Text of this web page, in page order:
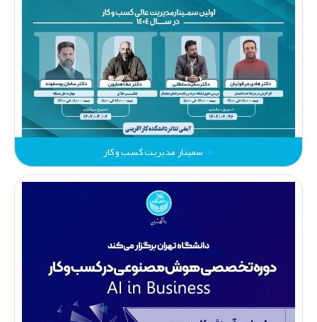
سمینار مدیریت کسب و کار